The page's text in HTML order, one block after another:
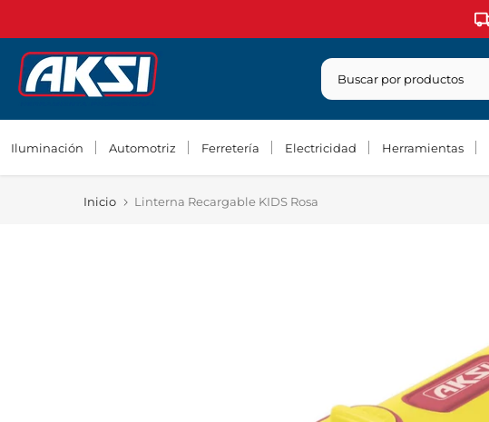
Saltar
contenido
Iluminación Automotriz Ferretería Electricidad Herramientas
Inicio Linterna Recargable KIDS Rosa